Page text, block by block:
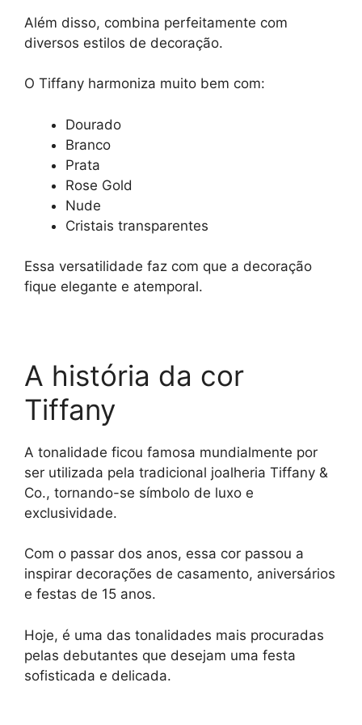
Além disso, combina perfeitamente com
diversos estilos de decoração.
O Tiffany harmoniza muito bem com:
Dourado
Branco
Prata
Rose Gold
Nude
Cristais transparentes
Essa versatilidade faz com que a decoração
fique elegante e atemporal.
A história da cor
Tiffany
A tonalidade ficou famosa mundialmente por
ser utilizada pela tradicional joalheria Tiffany &
Co., tornando-se símbolo de luxo e
exclusividade.
Com o passar dos anos, essa cor passou a
inspirar decorações de casamento, aniversários
e festas de 15 anos.
Hoje, é uma das tonalidades mais procuradas
pelas debutantes que desejam uma festa
sofisticada e delicada.